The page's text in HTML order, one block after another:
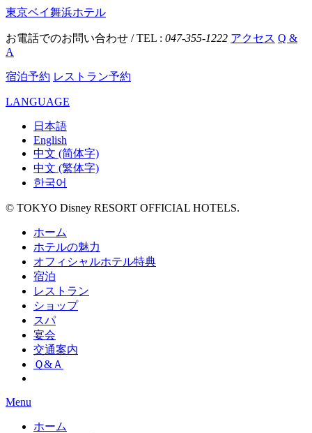
東京ベイ舞浜ホテル
お電話でのお問い合わせ / TEL : 047-355-1222 アクセス Q &
A
宿泊予約 レストラン予約
LANGUAGE
日本語
English
中文 (简体字)
中文 (繁体字)
한국어
© TOKYO Disney RESORT OFFICIAL HOTELS.
ホーム
ホテルの魅力
オフィシャルホテル特典
宿泊
レストラン
ショップ
スパ
宴会
交通案内
Ｑ&Ａ
Menu
ホーム